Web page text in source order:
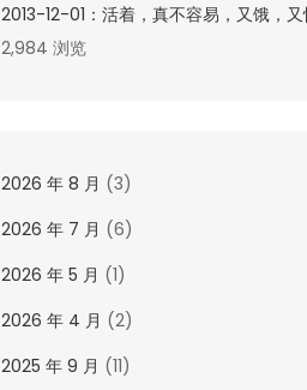
2013-12-01：活着，真不容易，又饿，又
2,984 浏览
2026 年 8 月 (3)
2026 年 7 月 (6)
2026 年 5 月 (1)
2026 年 4 月 (2)
2025 年 9 月 (11)